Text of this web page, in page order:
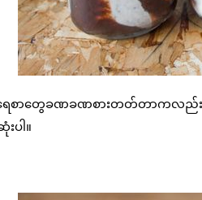
ရေစာတွေခဏခဏစားတတ်တာက
ပါ။